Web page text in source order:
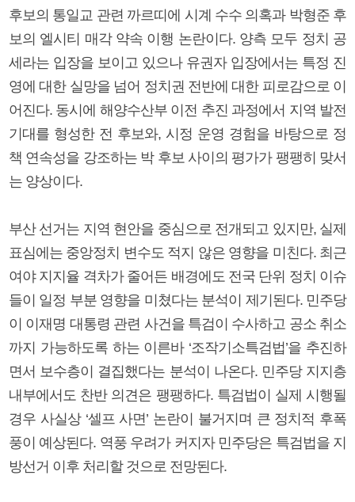
후보의 통일교 관련 까르띠에 시계 수수 의혹과 박형준 후
보의 엘시티 매각 약속 이행 논란이다. 양측 모두 정치 공
세라는 입장을 보이고 있으나 유권자 입장에서는 특정 진
영에 대한 실망을 넘어 정치권 전반에 대한 피로감으로 이
어진다. 동시에 해양수산부 이전 추진 과정에서 지역 발전
기대를 형성한 전 후보와, 시정 운영 경험을 바탕으로 정
책 연속성을 강조하는 박 후보 사이의 평가가 팽팽히 맞서
는 양상이다.
부산 선거는 지역 현안을 중심으로 전개되고 있지만, 실제
표심에는 중앙정치 변수도 적지 않은 영향을 미친다. 최근
여야 지지율 격차가 줄어든 배경에도 전국 단위 정치 이슈
들이 일정 부분 영향을 미쳤다는 분석이 제기된다. 민주당
이 이재명 대통령 관련 사건을 특검이 수사하고 공소 취소
까지 가능하도록 하는 이른바 ‘조작기소특검법’을 추진하
면서 보수층이 결집했다는 분석이 나온다. 민주당 지지층
내부에서도 찬반 의견은 팽팽하다. 특검법이 실제 시행될
경우 사실상 ‘셀프 사면’ 논란이 불거지며 큰 정치적 후폭
풍이 예상된다. 역풍 우려가 커지자 민주당은 특검법을 지
방선거 이후 처리할 것으로 전망된다.